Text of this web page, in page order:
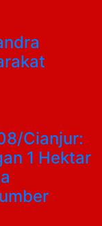
Cianjur:
1 Hektar